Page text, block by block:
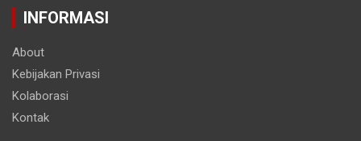
INFORMASI
About
Kebijakan Privasi
Kolaborasi
Kontak